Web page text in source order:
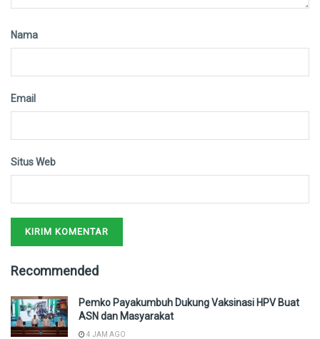
Nama
Email
Situs Web
Recommended
Pemko Payakumbuh Dukung Vaksinasi HPV Buat
ASN dan Masyarakat
4 JAM AGO